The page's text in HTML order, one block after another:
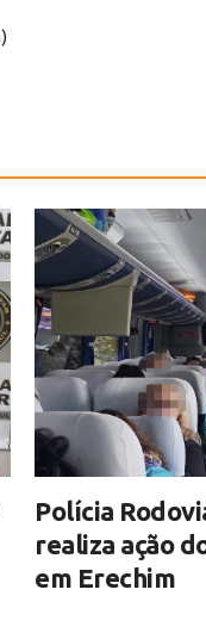
Polícia
realiza ação
em Erechim